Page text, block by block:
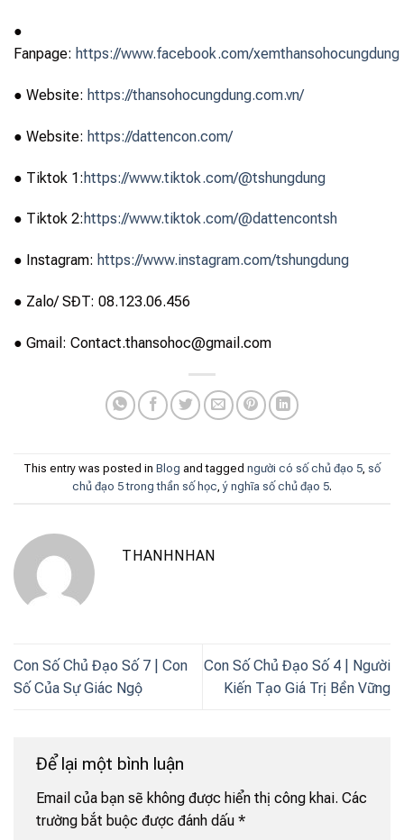
●
Fanpage: https://www.facebook.com/xemthansohocungdung
● Website: https://thansohocungdung.com.vn/
● Website: https://dattencon.com/
● Tiktok 1: https://www.tiktok.com/@tshungdung
● Tiktok 2: https://www.tiktok.com/@dattencontsh
● Instagram: https://www.instagram.com/tshungdung
● Zalo/ SĐT: 08.123.06.456
● Gmail: Contact.thansohoc@gmail.com
This entry was posted in Blog and tagged người có số chủ đạo 5, số
chủ đạo 5 trong thần số học, ý nghĩa số chủ đạo 5.
THANHNHAN
Con Số Chủ Đạo Số 7 | Con
Số Của Sự Giác Ngộ
Con Số Chủ Đạo Số 4 | Người
Kiến Tạo Giá Trị Bền Vững
Để lại một bình luận
Email của bạn sẽ không được hiển thị công khai. Các
trường bắt buộc được đánh dấu *